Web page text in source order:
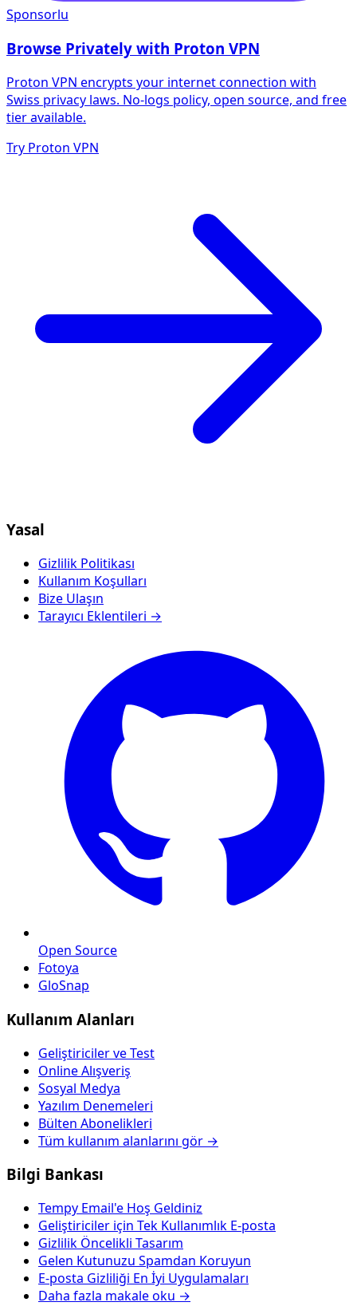
Sponsorlu
Browse Privately with Proton VPN
Proton VPN encrypts your internet connection with
Swiss privacy laws. No-logs policy, open source, and free
tier available.
Try Proton VPN
Yasal
Gizlilik Politikası
Kullanım Koşulları
Bize Ulaşın
Tarayıcı Eklentileri →
Open Source
Fotoya
GloSnap
Kullanım Alanları
Geliştiriciler ve Test
Online Alışveriş
Sosyal Medya
Yazılım Denemeleri
Bülten Abonelikleri
Tüm kullanım alanlarını gör →
Bilgi Bankası
Tempy Email'e Hoş Geldiniz
Geliştiriciler için Tek Kullanımlık E-posta
Gizlilik Öncelikli Tasarım
Gelen Kutunuzu Spamdan Koruyun
E-posta Gizliliği En İyi Uygulamaları
Daha fazla makale oku →